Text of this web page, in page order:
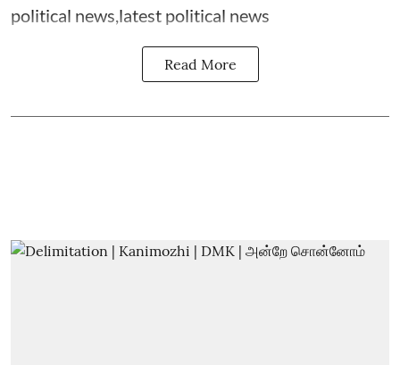
political news,latest political news
Read More